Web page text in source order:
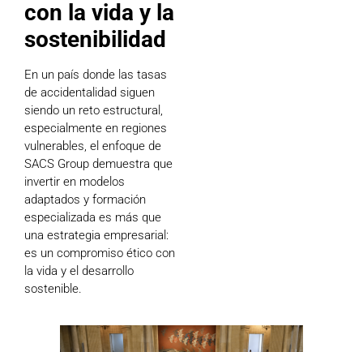
con la vida y la
sostenibilidad
En un país donde las tasas
de accidentalidad siguen
siendo un reto estructural,
especialmente en regiones
vulnerables, el enfoque de
SACS Group demuestra que
invertir en modelos
adaptados y formación
especializada es más que
una estrategia empresarial:
es un compromiso ético con
la vida y el desarrollo
sostenible.